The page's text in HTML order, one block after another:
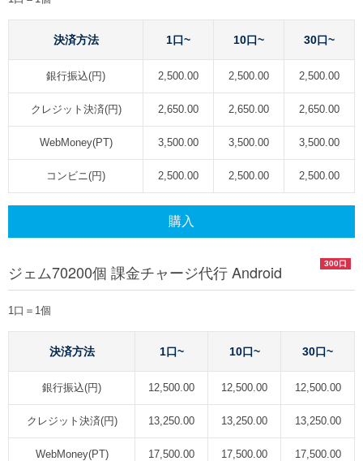
決済方法 1口~ 10口~ 30口~
銀行振込(円) 2,500.00 2,500.00 2,500.00
クレジット決済(円) 2,650.00 2,650.00 2,650.00
WebMoney(PT) 3,500.00 3,500.00 3,500.00
コンビニ(円) 2,500.00 2,500.00 2,500.00
購入
300口
ジェム70200個 課金チャージ代行 Android
1口＝1個
決済方法 1口~ 10口~ 30口~
銀行振込(円) 12,500.00 12,500.00 12,500.00
クレジット決済(円) 13,250.00 13,250.00 13,250.00
WebMoney(PT) 17,500.00 17,500.00 17,500.00